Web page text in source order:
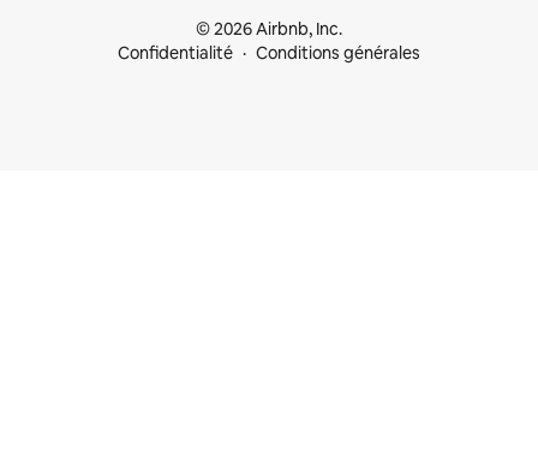
© 2026 Airbnb, Inc.
Confidentialité
Conditions générales